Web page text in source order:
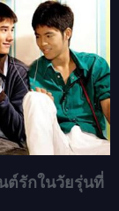
ต์รักในวัยรุ่นที่